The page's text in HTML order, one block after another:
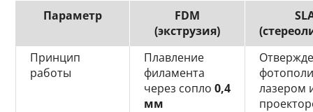
Параметр
FDM
(экструзия)
Принцип
работы
Плавление
филамента
через сопло0,4
мм
лазером